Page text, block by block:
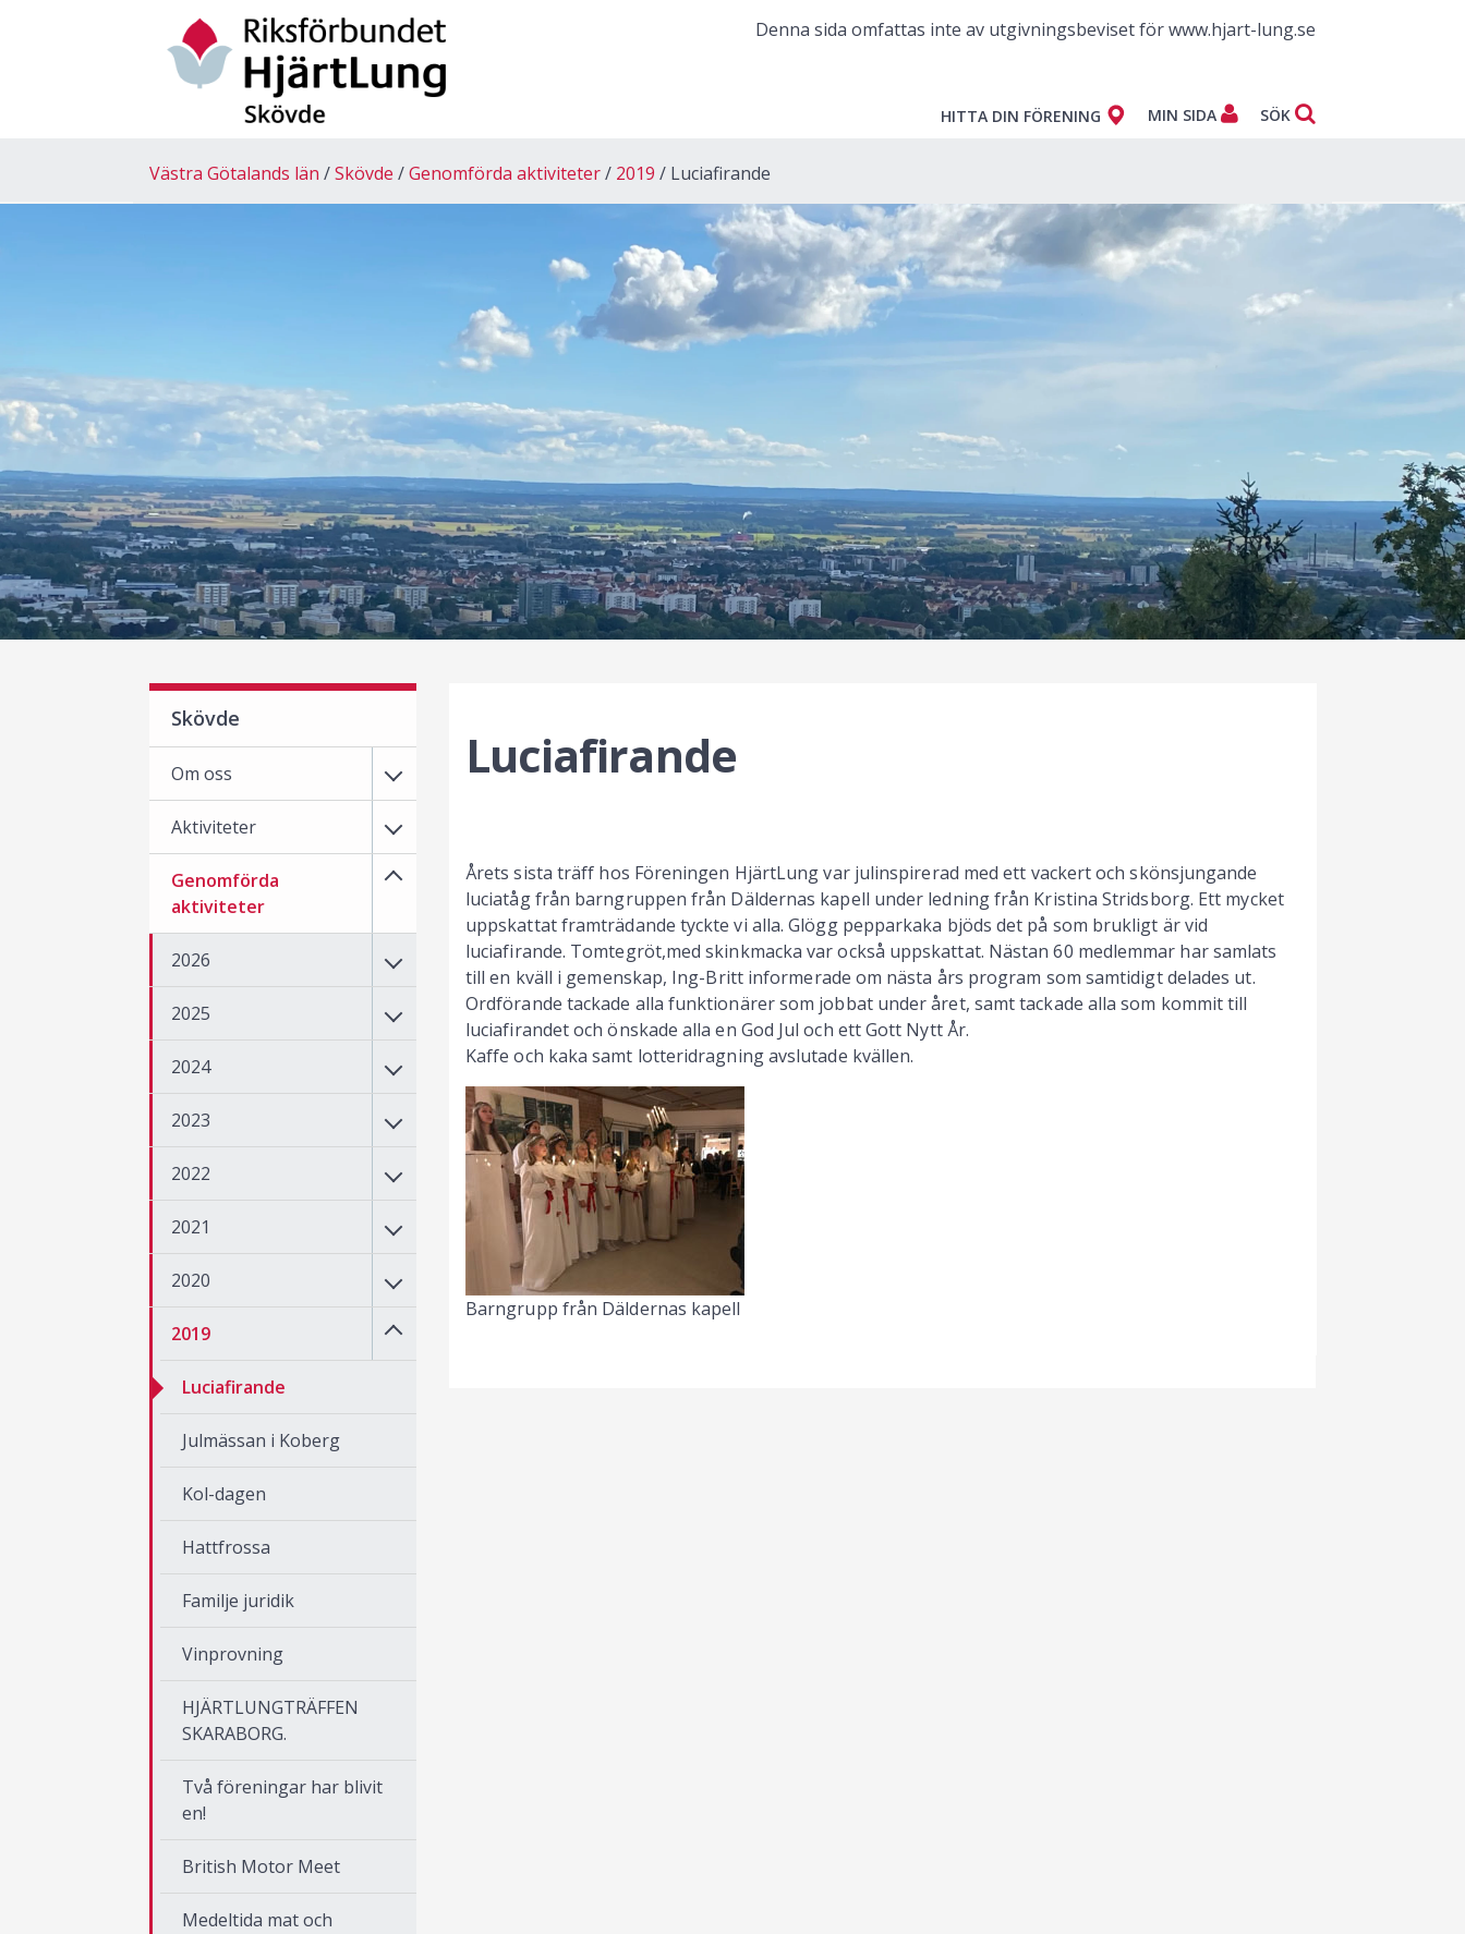
Denna sida omfattas inte av utgivningsbeviset för www.hjart-lung.se
HITTA DIN FÖRENING MIN SIDA SÖK
Västra Götalands län Skövde Genomförda aktiviteter 2019 Luciafirande
Luciafirande
Årets sista träff hos Föreningen HjärtLung var julinspirerad med ett vackert och skönsjungande
luciatåg från barngruppen från Däldernas kapell under ledning från Kristina Stridsborg. Ett mycket
uppskattat framträdande tyckte vi alla. Glögg pepparkaka bjöds det på som brukligt är vid
luciafirande. Tomtegröt,med skinkmacka var också uppskattat. Nästan 60 medlemmar har samlats
till en kväll i gemenskap, Ing-Britt informerade om nästa års program som samtidigt delades ut.
Ordförande tackade alla funktionärer som jobbat under året, samt tackade alla som kommit till
luciafirandet och önskade alla en God Jul och ett Gott Nytt År.
Kaffe och kaka samt lotteridragning avslutade kvällen.
Barngrupp från Däldernas kapell
Skövde
Om oss
Aktiviteter
Genomförda
aktiviteter
2026
2025
2024
2023
2022
2021
2020
2019
Luciafirande
Julmässan i Koberg
Kol-dagen
Hattfrossa
Familje juridik
Vinprovning
HJÄRTLUNGTRÄFFEN
SKARABORG.
Två föreningar har blivit
en!
British Motor Meet
Medeltida mat och